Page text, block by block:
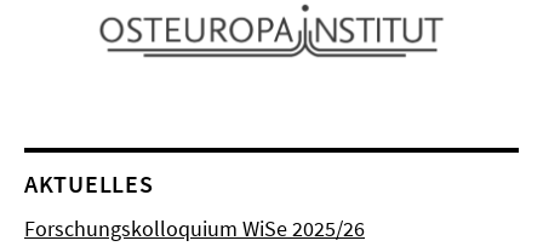
AKTUELLES
Forschungskolloquium WiSe 2025/26